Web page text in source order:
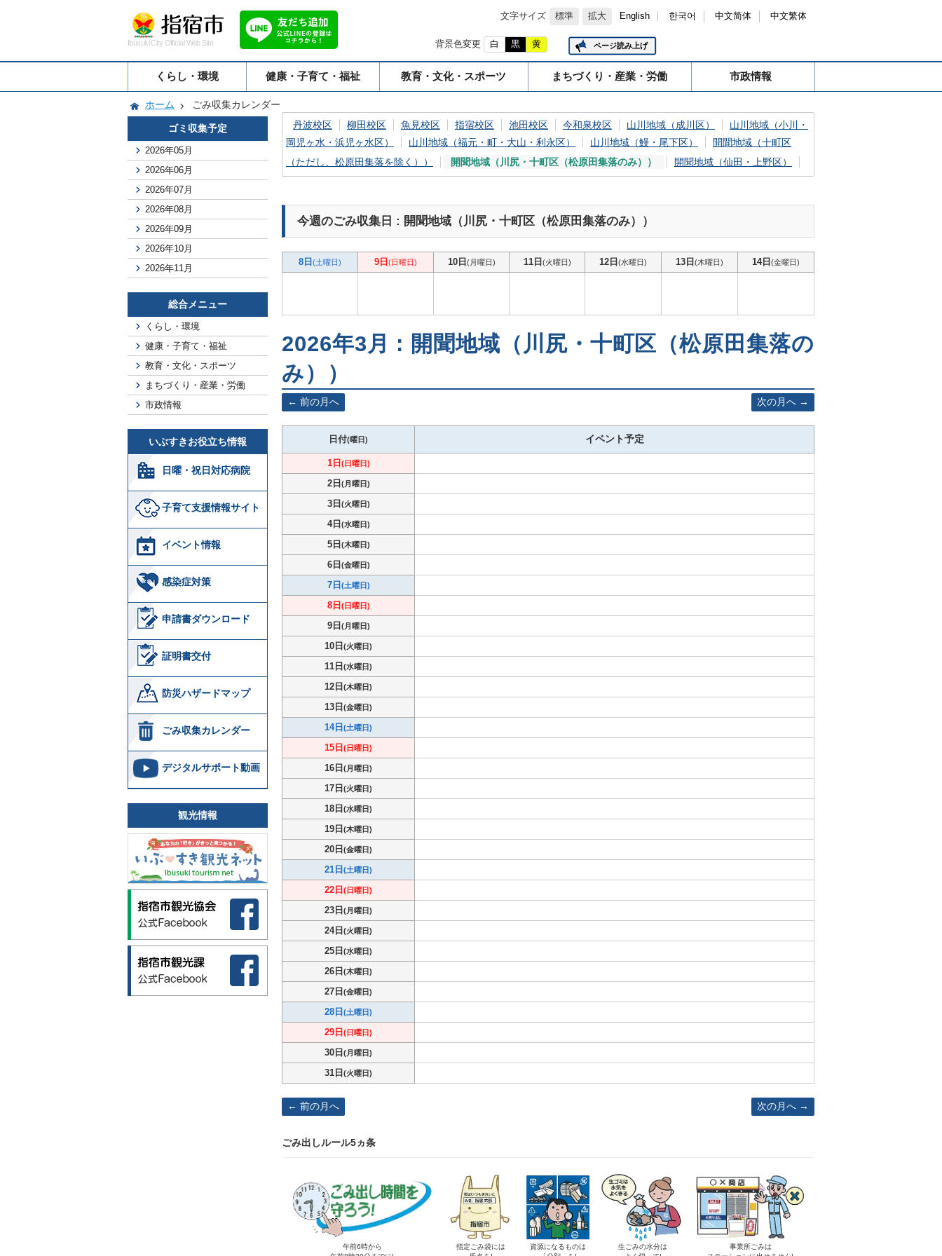
文字サイズ 標準 拡大 English 한국어 中文简体 中文繁体
Ibusuki City Official Web Site 背景色変更 白 黒 黄 ページ読み上げ
くらし・環境 健康・子育て・福祉 教育・文化・スポーツ まちづくり・産業・労働 市政情報
ホーム ごみ収集カレンダー
ゴミ収集予定
2026年05月
2026年06月
2026年07月
2026年08月
2026年09月
2026年10月
2026年11月
総合メニュー
くらし・環境
健康・子育て・福祉
教育・文化・スポーツ
まちづくり・産業・労働
市政情報
いぶすきお役立ち情報
日曜・祝日対応病院
子育て支援情報サイト
イベント情報
感染症対策
申請書ダウンロード
証明書交付
防災ハザードマップ
ごみ収集カレンダー
デジタルサポート動画
観光情報
丹波校区 柳田校区 魚見校区 指宿校区 池田校区 今和泉校区 山川地域（成川区）
山川地域（小川・
岡児ヶ水・浜児ヶ水区）
山川地域（福元・町・大山・利永区） 山川地域（鰻・尾下区）
開聞地域（十町区
（ただし、松原田集落を除く））
開聞地域（川尻・十町区（松原田集落のみ）） 開聞地域（仙田・上野区）
今週のごみ収集日 : 開聞地域（川尻・十町区（松原田集落のみ））
8日 (土曜日) 9日 (日曜日) 10日 (月曜日) 11日 (火曜日) 12日 (水曜日) 13日 (木曜日) 14日 (金曜日)
2026年3月 : 開聞地域（川尻・十町区（松原田集落の
み））
前の月へ 次の月へ
日付(曜日) イベント予定
1日 (日曜日)
2日 (月曜日)
3日 (火曜日)
4日 (水曜日)
5日 (木曜日)
6日 (金曜日)
7日 (土曜日)
8日 (日曜日)
9日 (月曜日)
10日 (火曜日)
11日 (水曜日)
12日 (木曜日)
13日 (金曜日)
14日 (土曜日)
15日 (日曜日)
16日 (月曜日)
17日 (火曜日)
18日 (水曜日)
19日 (木曜日)
20日 (金曜日)
21日 (土曜日)
22日 (日曜日)
23日 (月曜日)
24日 (火曜日)
25日 (水曜日)
26日 (木曜日)
27日 (金曜日)
28日 (土曜日)
29日 (日曜日)
30日 (月曜日)
31日 (火曜日)
前の月へ 次の月へ
ごみ出しルール5ヵ条
午前6時から
指定ごみ袋には
資源になるものは
生ごみの水分は
事業所ごみは